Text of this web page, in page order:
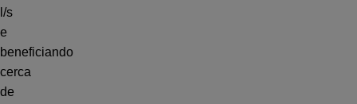
l/s
e
beneficiando
cerca
de